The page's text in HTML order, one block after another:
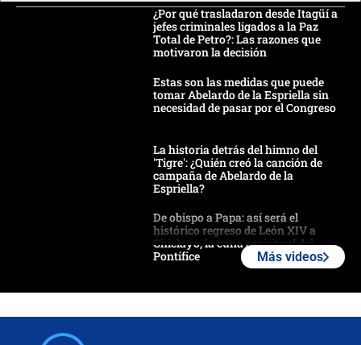
¿Por qué trasladaron desde Itagüí a
jefes criminales ligados a la Paz
Total de Petro?: Las razones que
motivaron la decisión
Estas son las medidas que puede
tomar Abelardo de la Espriella sin
necesidad de pasar por el Congreso
La historia detrás del himno del
'Tigre': ¿Quién creó la canción de
campaña de Abelardo de la
Espriella?
De obispo a Papa: así será el
histórico regreso de León XIV a
Chiclayo, la cuna espiritual del
Pontífice
Más videos